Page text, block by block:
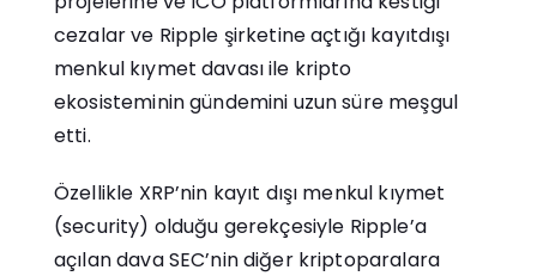
cezalar ve Ripple şirketine açtığı kayıtdışı
menkul kıymet davası ile kripto
ekosisteminin gündemini uzun süre meşgul
etti.
Özellikle XRP’nin kayıt dışı menkul kıymet
(security) olduğu gerekçesiyle Ripple’a
açılan dava SEC’nin diğer kriptoparalara